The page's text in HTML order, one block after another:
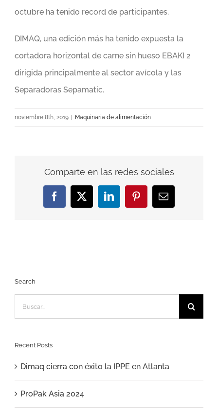
octubre ha tenido record de participantes.
DIMAQ, una edición más ha tenido expuesta la
cortadora horizontal de carne sin hueso EBAKI 2
dirigida principalmente al sector avícola y las
Separadoras Sepamatic.
noviembre 8th, 2019 | Maquinaria de alimentación
Comparte en las redes sociales
Facebook
X LinkedInPinterestCorreo
electrónico
Search
Buscar:
Recent Posts
Dimaq cierra con éxito la IPPE en Atlanta
ProPak Asia 2024